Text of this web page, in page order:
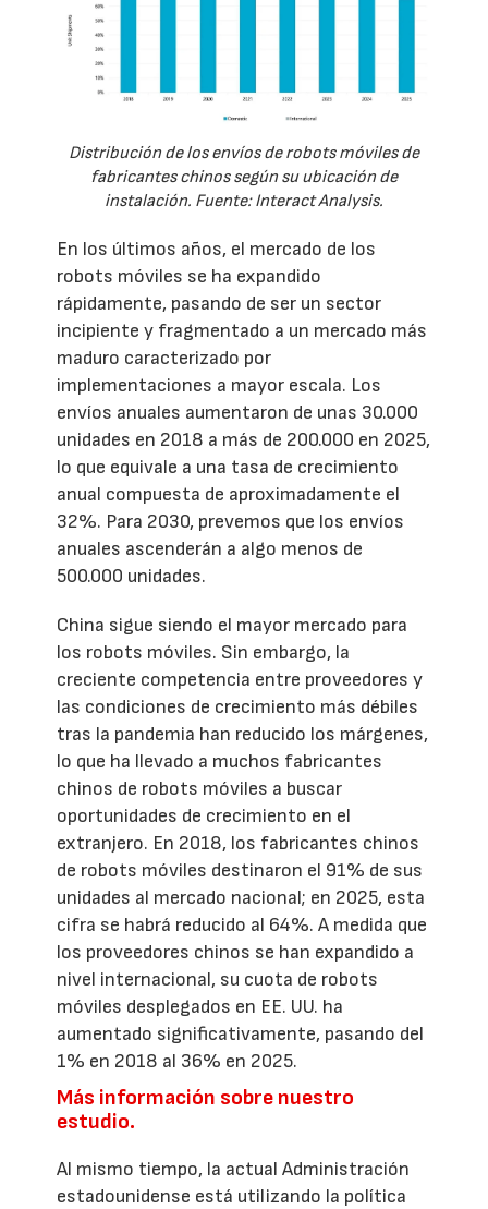
Distribución de los envíos de robots móviles de
fabricantes chinos según su ubicación de
instalación. Fuente: Interact Analysis.
En los últimos años, el mercado de los
robots móviles se ha expandido
rápidamente, pasando de ser un sector
incipiente y fragmentado a un mercado más
maduro caracterizado por
implementaciones a mayor escala. Los
envíos anuales aumentaron de unas 30.000
unidades en 2018 a más de 200.000 en 2025,
lo que equivale a una tasa de crecimiento
anual compuesta de aproximadamente el
32%. Para 2030, prevemos que los envíos
anuales ascenderán a algo menos de
500.000 unidades.
China sigue siendo el mayor mercado para
los robots móviles. Sin embargo, la
creciente competencia entre proveedores y
las condiciones de crecimiento más débiles
tras la pandemia han reducido los márgenes,
lo que ha llevado a muchos fabricantes
chinos de robots móviles a buscar
oportunidades de crecimiento en el
extranjero. En 2018, los fabricantes chinos
de robots móviles destinaron el 91% de sus
unidades al mercado nacional; en 2025, esta
cifra se habrá reducido al 64%. A medida que
los proveedores chinos se han expandido a
nivel internacional, su cuota de robots
móviles desplegados en EE. UU. ha
aumentado significativamente, pasando del
1% en 2018 al 36% en 2025.
Más información sobre nuestro
estudio.
Al mismo tiempo, la actual Administración
estadounidense está utilizando la política